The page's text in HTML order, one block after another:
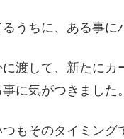
うちに、ある事に
渡して、新たに
に気がつきました。
もそのタイミング